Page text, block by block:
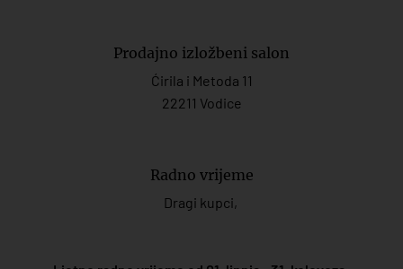
Prodajno izložbeni salon
Ćirila i Metoda 11
22211 Vodice
Radno vrijeme
Dragi kupci,